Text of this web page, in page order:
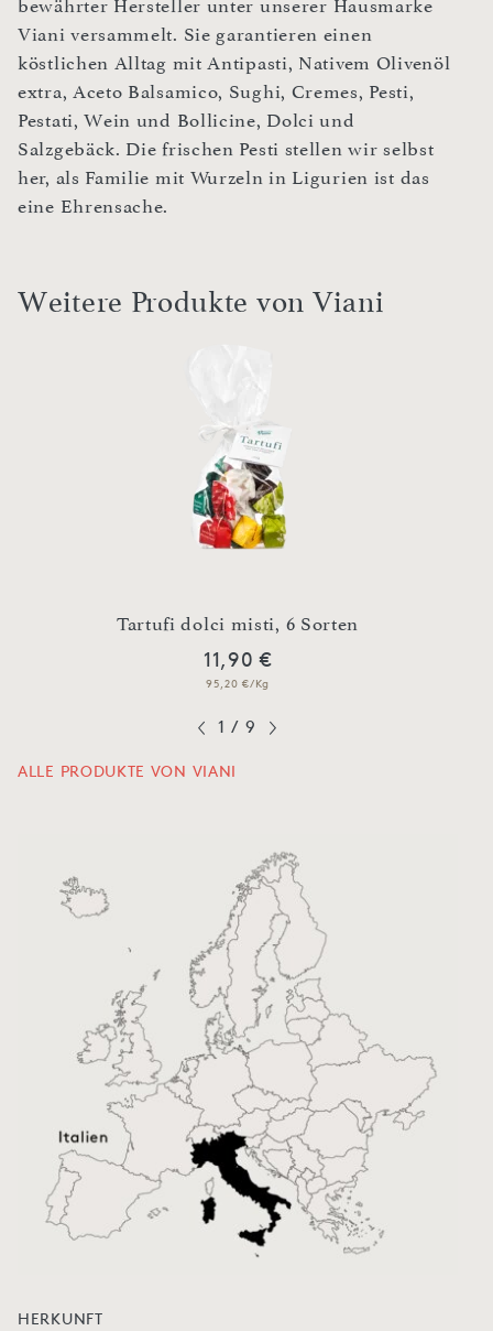
bewährter Hersteller unter unserer Hausmarke
Viani versammelt. Sie garantieren einen
köstlichen Alltag mit Antipasti, Nativem Olivenöl
extra, Aceto Balsamico, Sughi, Cremes, Pesti,
Pestati, Wein und Bollicine, Dolci und
Salzgebäck. Die frischen Pesti stellen wir selbst
her, als Familie mit Wurzeln in Ligurien ist das
eine Ehrensache.
Weitere Produkte von Viani
Tartufi dolci misti, 6 Sorten
11,90 €
95,20 €/Kg
1 / 9
ALLE PRODUKTE VON VIANI
HERKUNFT